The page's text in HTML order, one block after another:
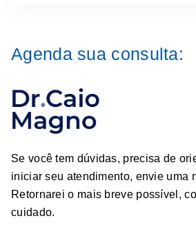
Agenda sua consulta:
Se você tem dúvidas, precisa de
iniciar seu atendimento, envie uma
Retornarei o mais breve possível,
cuidado.